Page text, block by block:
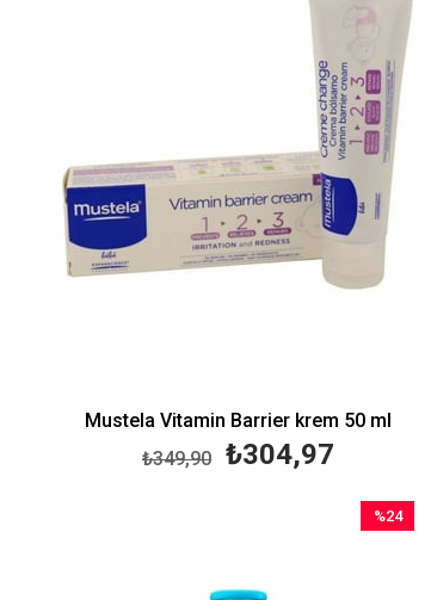
Mustela Vitamin Barrier krem 50 ml
₺304,97
₺349,90
%24